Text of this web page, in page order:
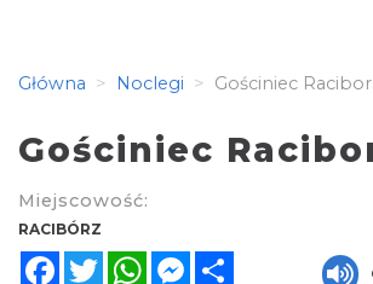
Główna Noclegi Gościniec
Gościniec
Miejscowość:
RACIBÓRZ
FacebookTwitterWhatsAppMessenger